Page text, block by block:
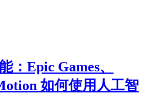
：Epic Games、
如何使用人工智